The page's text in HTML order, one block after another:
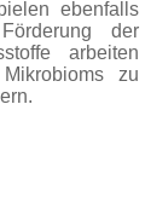
ebenfalls
der
arbeiten
zu